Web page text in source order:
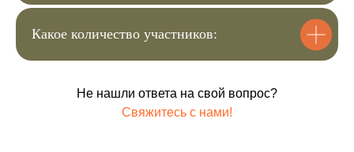
Какое количество участников:
Не нашли ответа на свой вопрос?
Свяжитесь с нами!
– +
Нажимая на кнопку, вы